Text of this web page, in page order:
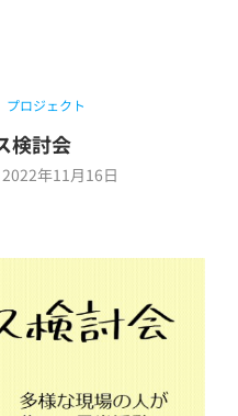
プロジェクト
検討会
2022年11月16日